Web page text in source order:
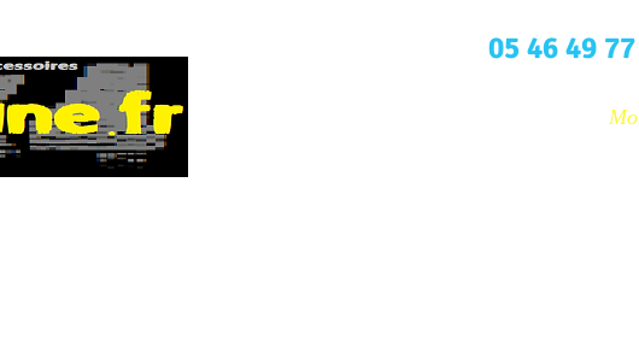
05 46 49